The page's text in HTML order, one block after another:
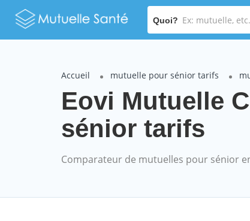
Quoi?
Accueil mutuelle pour sénior tarifs
Eovi Mutuelle
sénior tarifs
Comparateur de mutuelles pour sénior